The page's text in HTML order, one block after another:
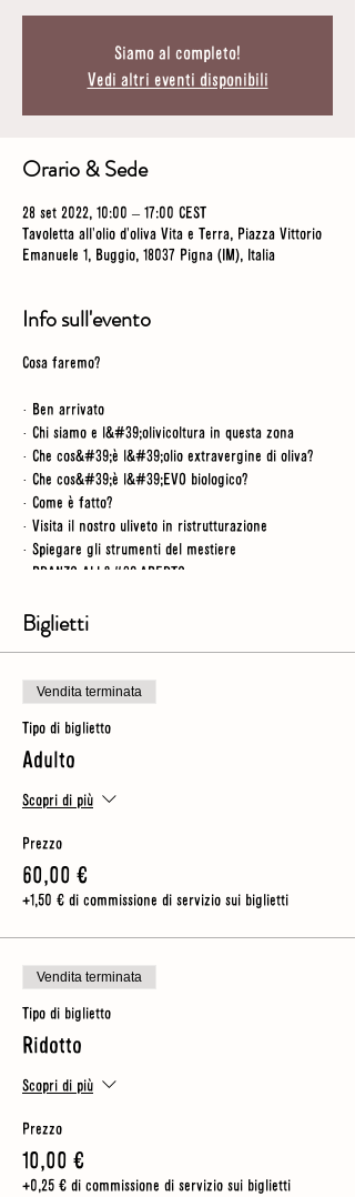
Siamo al completo!
Vedi altri eventi disponibili
Orario & Sede
28 set 2022, 10:00 – 17:00 CEST
Tavoletta all'olio d'oliva Vita e Terra, Piazza Vittorio
Emanuele 1, Buggio, 18037 Pigna (IM), Italia
Info sull'evento
Cosa faremo?
· Ben arrivato
· Chi siamo e l&#39;olivicoltura in questa zona
· Che cos&#39;è l&#39;olio extravergine di oliva?
· Che cos&#39;è l&#39;EVO biologico?
· Come è fatto?
· Visita il nostro uliveto in ristrutturazione
· Spiegare gli strumenti del mestiere
· PRANZO ALL&#39;APERTO
· Visita al laboratorio
· Video
· Degustazione guidata di 3 oli
NB- per questo tour trascorriamo del tempo
all&#39;aperto, quindi dovresti indossare scarpe
ombrello o una giacca antipioggia per ogni evenienza
Biglietti
Vendita terminata
Tipo di biglietto
Adulto
Scopri di più
Prezzo
60,00 €
+1,50 € di commissione di servizio sui biglietti
Vendita terminata
Tipo di biglietto
Ridotto
Scopri di più
Prezzo
10,00 €
+0,25 € di commissione di servizio sui biglietti